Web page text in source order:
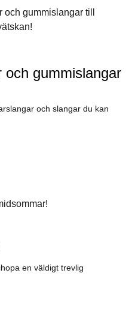
och gummislangar
och slangar du kan
en väldigt trevlig